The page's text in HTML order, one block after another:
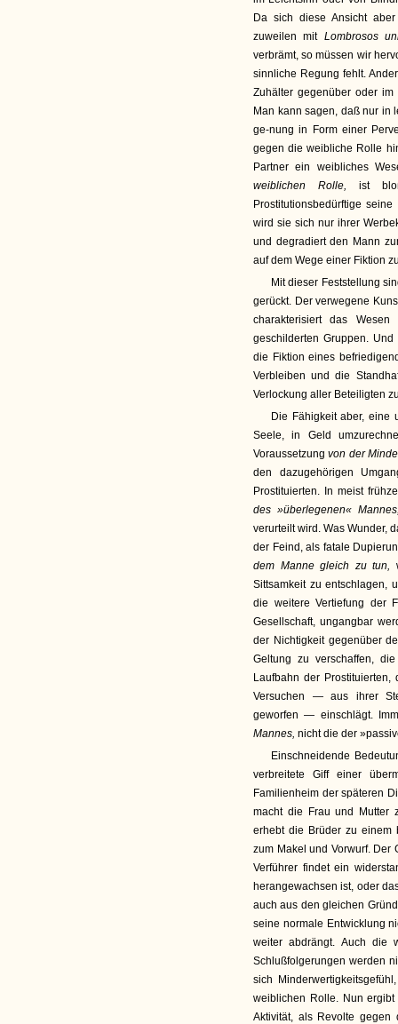
Da sich diese Ansicht
zuweilen mit Lombrosos
verbrämt, so müssen wir
sinnliche Regung fehlt.
Zuhälter gegenüber oder
Man kann sagen, daß nur in
ge-nung in Form einer
gegen die weibliche Rolle
Partner ein weibliches
weiblichen Rolle,ist
Prostitutionsbedürftige
wird sie sich nur ihrer
und degradiert den Mann
auf dem Wege einer Fiktion
Mit dieser Feststellung
gerückt. Der verwegene
charakterisiert das
geschilderten Gruppen.
die Fiktion eines
Verbleiben und die
Verlockung aller Beteiligten
Die Fähigkeit aber, eine
Seele, in Geld
Voraussetzungvon der
den dazugehörigen
Prostituierten. In meist
des »überlegenen«
verurteilt wird. Was Wunder,
der Feind, als fatale
dem Manne gleich zu tun,
Sittsamkeit zu entschlagen,
die weitere Vertiefung der
Gesellschaft, ungangbar
der Nichtigkeit gegenüber
Geltung zu verschaffen,
Laufbahn der
Versuchen — aus ihrer
geworfen — einschlägt.
Mannes, nicht die der
Einschneidende
verbreitete Giff einer
Familienheim der späteren
macht die Frau und Mutter
erhebt die Brüder zu einem
zum Makel und Vorwurf. Der
Verführer findet ein
herangewachsen ist, oder
auch aus den gleichen
seine normale Entwicklung
weiter abdrängt. Auch die
Schlußfolgerungen werden
sich
weiblichen Rolle. Nun
Aktivität, als Revolte gegen